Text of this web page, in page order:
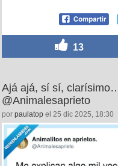
13
Ajá ajá, sí sí,
@Animalesaprieto
por paulatop el 25 dic 2025, 18:30